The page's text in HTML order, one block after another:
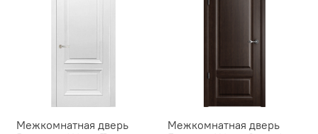
Межкомнатная дверь
Межкомнатная дверь